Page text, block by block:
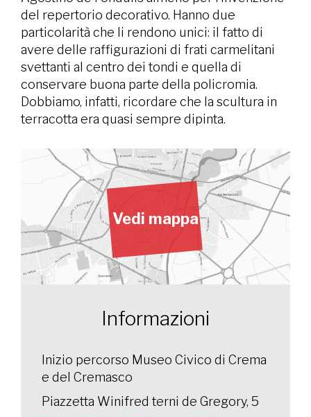
del repertorio decorativo. Hanno due
particolarità che li rendono unici: il fatto di
avere delle raffigurazioni di frati carmelitani
svettanti al centro dei tondi e quella di
conservare buona parte della policromia.
Dobbiamo, infatti, ricordare che la scultura in
terracotta era quasi sempre dipinta.
Vedi mappa
Informazioni
Inizio percorso Museo Civico di Crema
e del Cremasco
Piazzetta Winifred terni de Gregory, 5